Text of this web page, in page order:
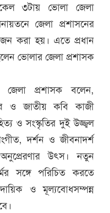
৩টায় ভোলা জেলা
জেলা প্রশাসনের
করা হয়। এতে প্রধান
ভোলার জেলা প্রশাসক
জেলা প্রশাসক বলেন,
ও জাতীয় কবি কাজী
ও সংস্কৃতির দুই উজ্জ্বল
দর্শন ও জীবনাদর্শ
উৎস। নতুন
সঙ্গে পরিচিত করতে
ও মূল্যবোধসম্পন্ন